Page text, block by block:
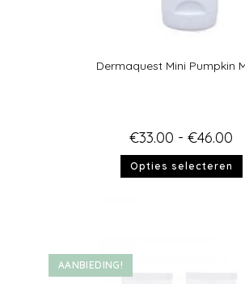
Dermaquest Mini Pumpkin
€33.00 - €46.00
Opties selecteren
AANBIEDING!